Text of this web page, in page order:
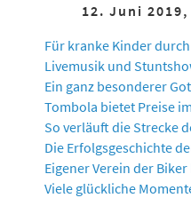
12. Juni 2019,
Für kranke Kinder
Livemusik und
Ein ganz besonderer
Tombola bietet Preise
So verläuft die Strecke
Die Erfolgsgeschichte
Eigener Verein der
Viele glückliche